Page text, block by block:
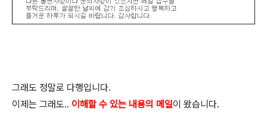
그래도 정말로 다행입니다.
이제는 그래도.. 이해할 수 있는 내용의 메일 이 왔습니다.